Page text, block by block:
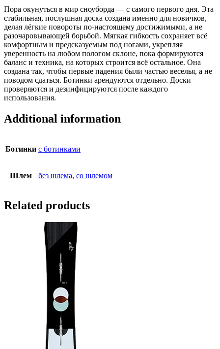
Пора окунуться в мир сноуборда — с самого первого дня. Эта
стабильная, послушная доска создана именно для новичков,
делая лёгкие повороты по-настоящему достижимыми, а не
разочаровывающей борьбой. Мягкая гибкость сохраняет всё
комфортным и предсказуемым под ногами, укрепляя
уверенность на любом пологом склоне, пока формируются
баланс и техника, на которых строится всё остальное. Она
создана так, чтобы первые падения были частью веселья, а не
поводом сдаться. Ботинки арендуются отдельно. Доски
проверяются и дезинфицируются после каждого
использования.
Additional information
Ботинки с ботинками
Шлем без шлема, со шлемом
Related products